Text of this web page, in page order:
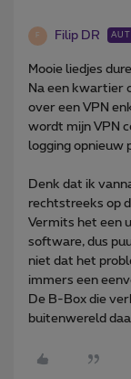
F Filip DR
Mooie liedjes
Na een kwartier
over een VPN
wordt mijn VPN
logging opnieuw
Denk dat ik
rechtstreeks op
Vermits het een
software, dus
niet dat het
immers een
De B-Box die
buitenwereld